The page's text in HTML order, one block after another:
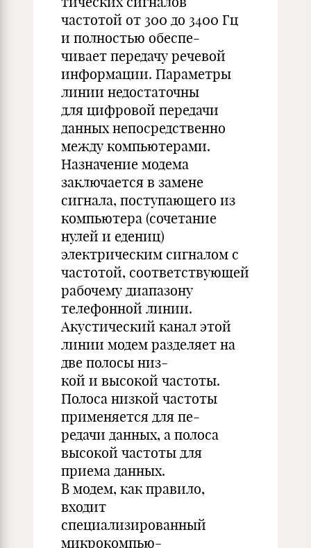
частотой от 300 до 3400 Гц
и полностью обеспе-
чивает передачу речевой
информации. Параметры
линии недостаточны
для цифровой передачи
данных непосредственно
между компьютерами.
Назначение модема
заключается в замене
сигнала, поступающего из
компьютера (сочетание
нулей и едениц)
электрическим сигналом с
частотой, соответствующей
рабочему диапазону
телефонной линии.
Акустический канал этой
линии модем разделяет на
две полосы низ-
кой и высокой частоты.
Полоса низкой частоты
применяется для пе-
редачи данных, а полоса
высокой частоты для
приема данных.
В модем, как правило,
входит
специализированный
микрокомпью-